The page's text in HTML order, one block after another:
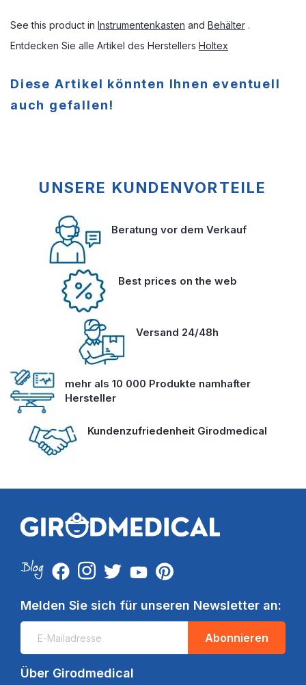
See this product in Instrumentenkasten and Behälter .
Entdecken Sie alle Artikel des Herstellers Holtex
Diese Artikel könnten Ihnen eventuell
auch gefallen!
UNSERE KUNDENVORTEILE
Beratung vor dem Verkauf
Best prices on the web
Versand 24/48h
mehr als 10 000 Produkte namhafter
Hersteller
Kundenzufriedenheit Girodmedical
Melden Sie sich für unseren Newsletter an:
Abonnieren
Über Girodmedical